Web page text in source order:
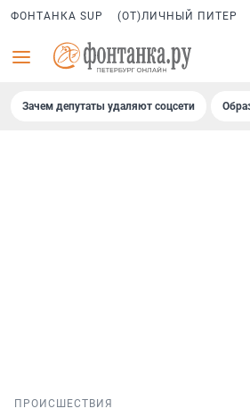
ФОНТАНКА SUP (ОТ)ЛИЧНЫЙ ПИТЕР
Зачем депутаты удаляют соцсети
ПРОИСШЕСТВИЯ